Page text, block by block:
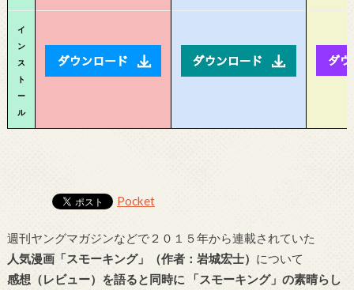
イ
ン
ス
ト
ー
ル
Pocket
週刊ヤングマガジンなどで２０１５年から連載されていた
人気漫画「スモーキング」（作者：岩城宏士） について
感想（レビュー）を語ると同時に 「スモーキング」の素晴らし